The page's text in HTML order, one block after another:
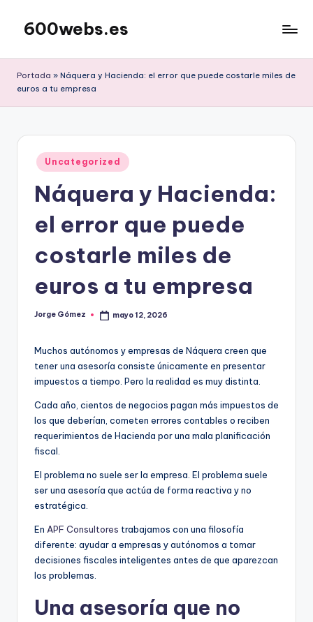
Saltar
contenido
600webs.es
Portada » Náquera y Hacienda: el error que puede costarle miles de
euros a tu empresa
Publicado
en
Uncategorized
Náquera y Hacienda:
el error que puede
costarle miles de
euros a tu empresa
Publicado
Jorge Gómez mayo 12, 2026
Muchos autónomos y empresas de Náquera creen que
tener una asesoría consiste únicamente en presentar
impuestos a tiempo. Pero la realidad es muy distinta.
Cada año, cientos de negocios pagan más impuestos de
los que deberían, cometen errores contables o reciben
requerimientos de Hacienda por una mala planificación
fiscal.
El problema no suele ser la empresa. El problema suele
ser una asesoría que actúa de forma reactiva y no
estratégica.
En APF Consultores trabajamos con una filosofía
diferente: ayudar a empresas y autónomos a tomar
decisiones fiscales inteligentes antes de que aparezcan
los problemas.
Una asesoría que no